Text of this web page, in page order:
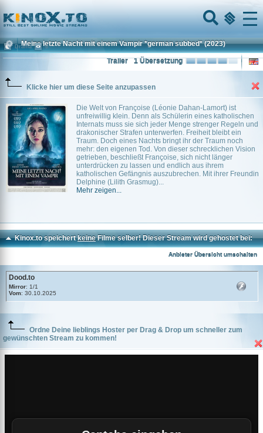
Home
Menu
Meine letzte Nacht mit einem Vampir *german subbed* (2023)
1 Übersetzung
Trailer
Klicke hier um diese Seite anzupassen
Die Welt von Françoise (Léonie Dahan-Lamort) ist
unfreiwillig klein. Denn als Schülerin eines katholischen
Internats muss sie sich jeder Menge strenger Regeln und
drakonischer Strafen unterwerfen. Freiheit bleibt ein
Traum. Doch eines Nachts bringt ihr der Traum noch
mehr: den eigenen Tod. Von dieser schrecklichen Vision
getrieben, beschließt Françoise, sich nicht länger
unterdrücken zu lassen und endlich aus ihrem
katholischen Gefängnis auszubrechen. Mit ihrer Freundin
Delphine (Lilith Grasmug)...
Mehr zeigen...
Drama 0
Kinox.to speichertkeineFilme selber! Dieser Stream wird gehostet bei:
Anbieter Übersicht umschalten
Dood.to
Mirror: 1/1
Vom: 30.10.2025
Ordne Deine lieblings Hoster per Drag & Drop um schneller zum
gewünschten Stream zu kommen!